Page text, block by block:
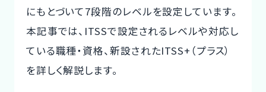
今すぐ無料で登録 ログイン
にもとづいて7段階のレベルを設定しています。
本記事では、ITSSで設定されるレベルや対応し
ている職種・資格、新設されたITSS+（プラス）
を詳しく解説します。